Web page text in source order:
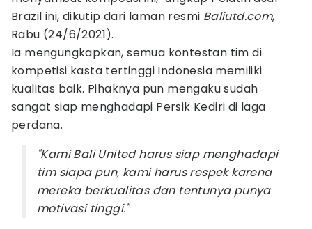
Brazil ini, dikutip dari laman resmi Baliutd.com,
Rabu (24/6/2021).
Ia mengungkapkan, semua kontestan tim di
kompetisi kasta tertinggi Indonesia memiliki
kualitas baik. Pihaknya pun mengaku sudah
sangat siap menghadapi Persik Kediri di laga
perdana.
"Kami Bali United harus siap menghadapi
tim siapa pun, kami harus respek karena
mereka berkualitas dan tentunya punya
motivasi tinggi."